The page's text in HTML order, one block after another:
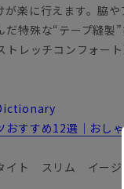
が楽に行えます。脇
特殊な“テープ縫製”
トレッチコンフォー
すすめ12選｜おし
ト スリム イージ